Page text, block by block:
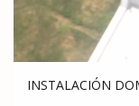
INSTALACIÓN